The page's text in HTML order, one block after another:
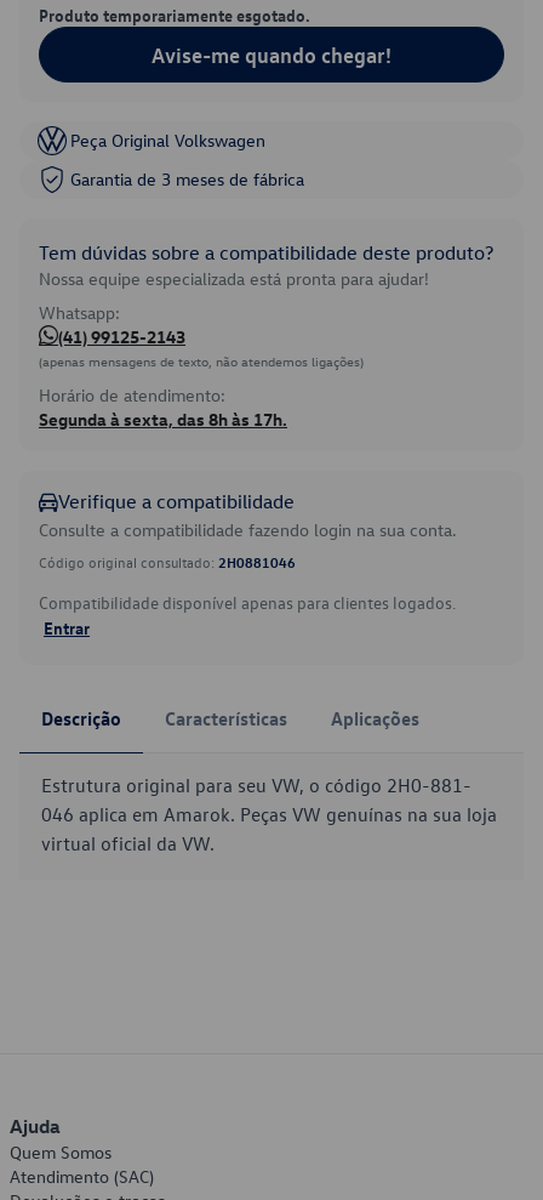
Produto temporariamente esgotado.
Avise-me quando chegar!
Peça Original Volkswagen
Garantia de 3 meses de fábrica
Tem dúvidas sobre a compatibilidade deste produto?
Nossa equipe especializada está pronta para ajudar!
Whatsapp:
(41) 99125-2143
(apenas mensagens de texto, não atendemos ligações)
Horário de atendimento:
Segunda à sexta, das 8h às 17h.
Verifique a compatibilidade
Consulte a compatibilidade fazendo login na sua conta.
Código original consultado: 2H0881046
Compatibilidade disponível apenas para clientes logados.
Entrar
Descrição Características Aplicações
Estrutura original para seu VW, o código 2H0-881-
046 aplica em Amarok. Peças VW genuínas na sua loja
virtual oficial da VW.
Ajuda
Quem Somos
Atendimento (SAC)